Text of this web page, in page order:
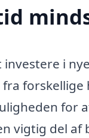
i
for
vigtig del